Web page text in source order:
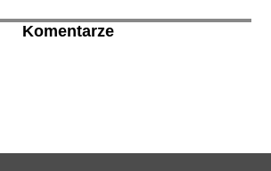
Komentarze